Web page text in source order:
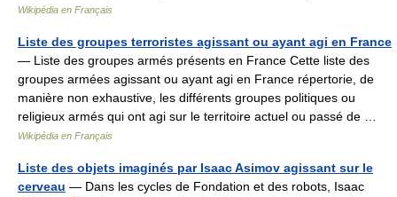
Wikipédia en Français
Liste des groupes terroristes agissant ou ayant agi en France
— Liste des groupes armés présents en France Cette liste des
groupes armées agissant ou ayant agi en France répertorie, de
manière non exhaustive, les différents groupes politiques ou
religieux armés qui ont agi sur le territoire actuel ou passé de …
Wikipédia en Français
Liste des objets imaginés par Isaac Asimov agissant sur le
cerveau — Dans les cycles de Fondation et des robots, Isaac